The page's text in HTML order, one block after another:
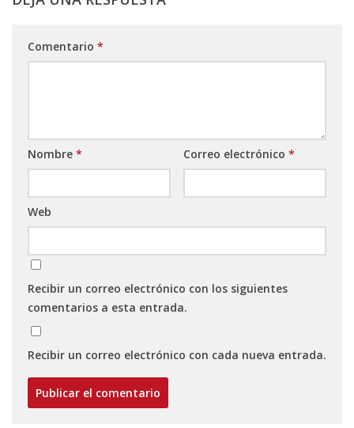
Comentario *
Nombre * Correo electrónico *
Web
Recibir un correo electrónico con los siguientes
comentarios a esta entrada.
Recibir un correo electrónico con cada nueva entrada.